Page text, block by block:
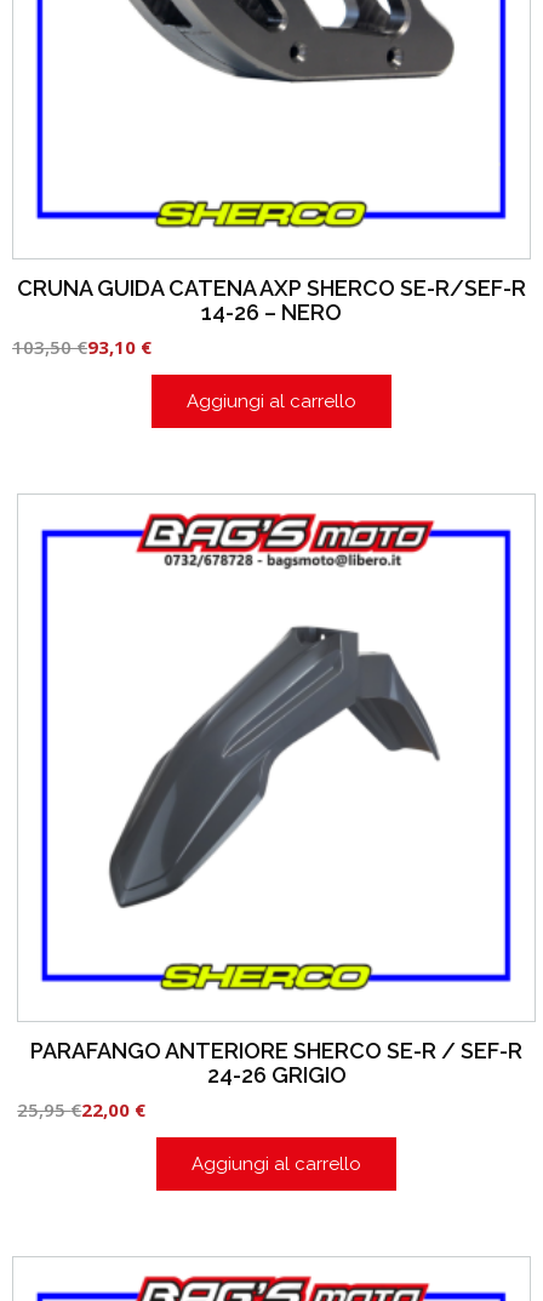
CRUNA GUIDA CATENA AXP SHERCO SE-R/SEF-R
14-26 – NERO
103,50€93,10 €
Aggiungi al carrello
PARAFANGO ANTERIORE SHERCO SE-R / SEF-R
24-26 GRIGIO
25,95€22,00 €
Aggiungi al carrello